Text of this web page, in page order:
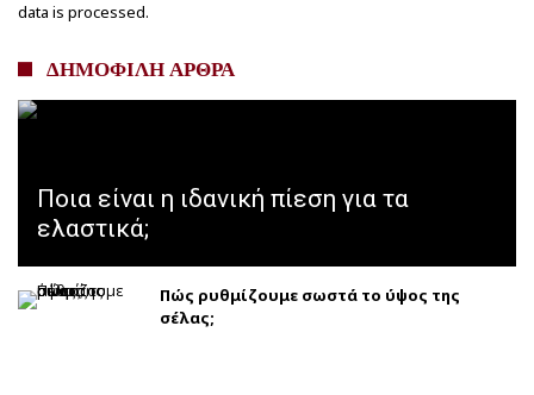
data is processed.
ΔΗΜΟΦΙΛΗ ΑΡΘΡΑ
Ποια είναι η ιδανική πίεση για τα
ελαστικά;
Πώς ρυθμίζουμε σωστά το ύψος της
σέλας;